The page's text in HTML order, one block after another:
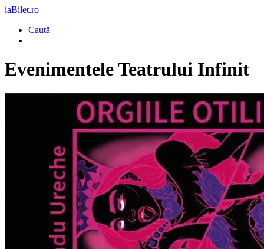
iaBilet.ro
Caută
Evenimentele Teatrului Infinit